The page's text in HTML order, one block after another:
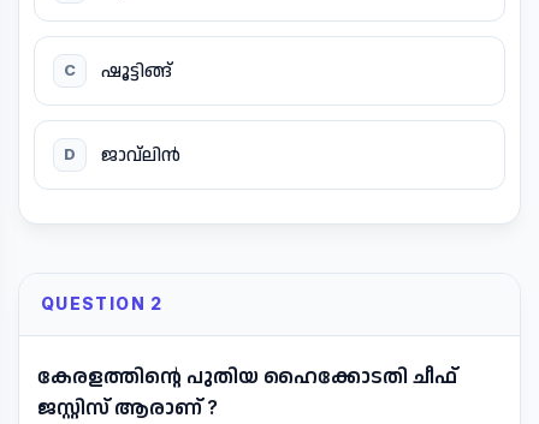
C ഷൂട്ടിങ്ങ്
D ജാവ്ലിൻ
QUESTION 2
കേരളത്തിന്റെ പുതിയ ഹൈക്കോടതി ചീഫ്
ജസ്റ്റിസ് ആരാണ് ?